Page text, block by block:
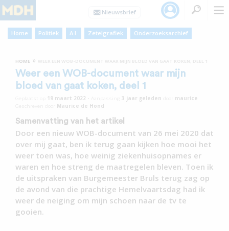
Home Politiek A.I. Zetelgrafiek Onderzoeksarchief
HOME »
Weer een WOB-document waar mijn
bloed van gaat koken, deel 1
19 maart 2022 3 jaar geleden
maurice
Maurice de Hond
Samenvatting van het artikel
Door een nieuw WOB-document van 26 mei 2020 dat
over mij gaat, ben ik terug gaan kijken hoe mooi het
weer toen was, hoe weinig ziekenhuisopnames er
waren en hoe streng de maatregelen bleven. Toen ik
de uitspraken van Burgemeester Bruls terug zag op
de avond van die prachtige Hemelvaartsdag had ik
weer de neiging om mijn schoen naar de tv te
gooien.